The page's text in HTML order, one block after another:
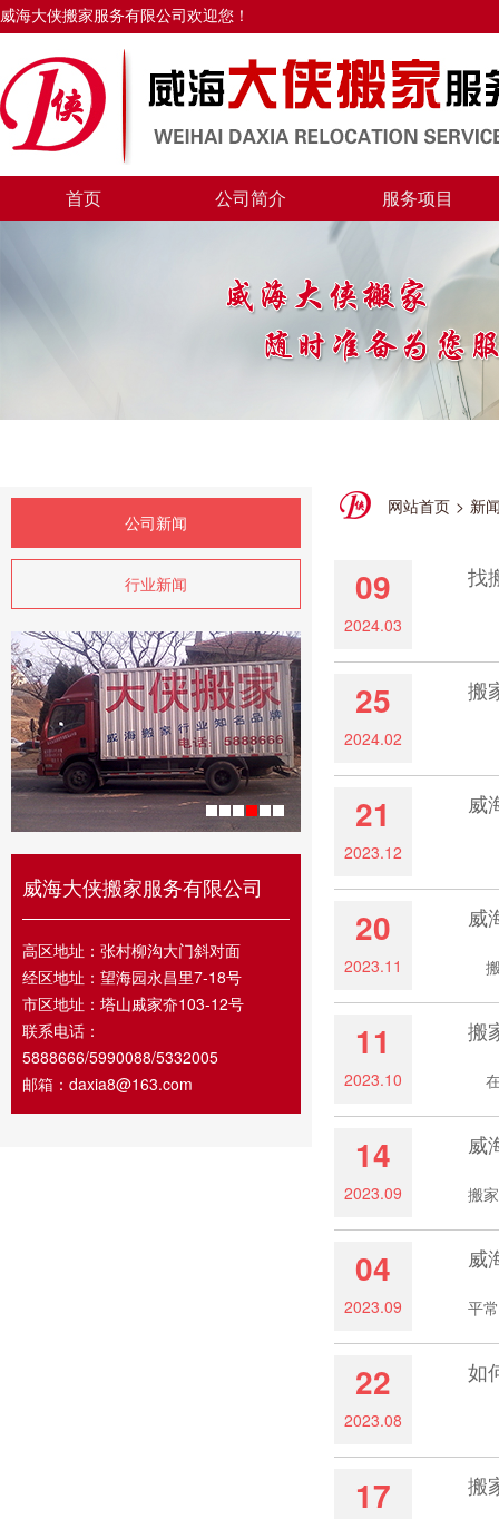
威海大侠搬家服务有限公司欢迎您！
首页 公司简介 服务项目
公司新闻
行业新闻
威海大侠搬家服务有限公司
高区地址：张村柳沟大门斜对面
经区地址：望海园永昌里7-18号
市区地址：塔山戚家夼103-12号
联系电话：
5888666/5990088/5332005
邮箱：daxia8@163.com
网站首页 > 新
09
2024.03
找
25
2024.02
搬
21
2023.12
威
20
2023.11
威
搬
11
2023.10
搬
在
14
2023.09
威
搬
04
2023.09
威
平
22
2023.08
如
17 搬